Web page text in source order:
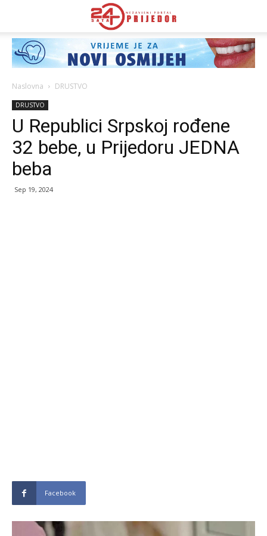
Naslovna DRUSTVO
DRUSTVO
U Republici Srpskoj rođene
32 bebe, u Prijedoru JEDNA
beba
Sep 19, 2024
Facebook